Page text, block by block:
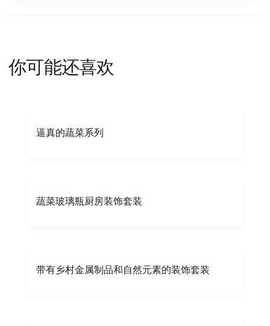
你可能还喜欢
逼真的蔬菜系列
蔬菜玻璃瓶厨房装饰套装
带有乡村金属制品和自然元素的装饰套装